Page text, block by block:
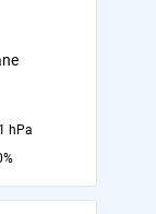
hPa